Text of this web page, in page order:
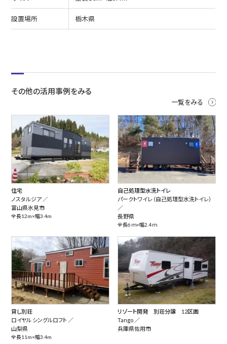
設置場所 栃木県
その他の活用事例をみる
一覧をみる
住宅
ノスタルジア ／
富山県氷見市
全長12m×幅3.4m
自己処理型水洗トイレ
パークトワイレ（自己処理型水洗トイレ）
／
長野県
全長6ｍ×幅2.4ｍ
貸し別荘
ロイヤル シングルロフト ／
山梨県
全長11m×幅3.4m
リゾート開発 別荘分譲 12区画
Tango ／
兵庫県佐用市